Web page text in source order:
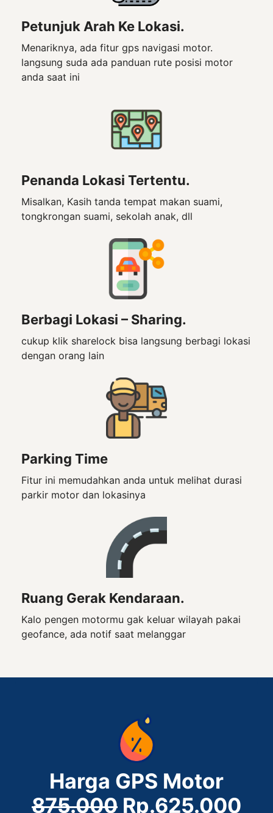
Petunjuk Arah Ke Lokasi.
Menariknya, ada fitur gps navigasi motor.
langsung suda ada panduan rute posisi motor
anda saat ini
Penanda Lokasi Tertentu.
Misalkan, Kasih tanda tempat makan suami,
tongkrongan suami, sekolah anak, dll
Berbagi Lokasi – Sharing.
cukup klik sharelock bisa langsung berbagi lokasi
dengan orang lain
Parking Time
Fitur ini memudahkan anda untuk melihat durasi
parkir motor dan lokasinya
Ruang Gerak Kendaraan.
Kalo pengen motormu gak keluar wilayah pakai
geofance, ada notif saat melanggar
Harga GPS Motor
875.000 Rp.625.000